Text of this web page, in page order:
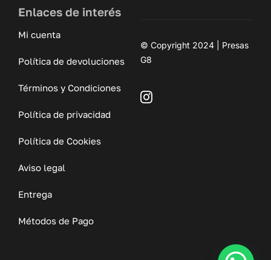
Enlaces de interés
Mi cuenta
Política de devoluciones
Términos y Condiciones
Política de privacidad
Política de Cookies
Aviso legal
Entrega
Métodos de Pago
© Copyright 2024 | Presas
G8